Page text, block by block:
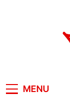
MENU